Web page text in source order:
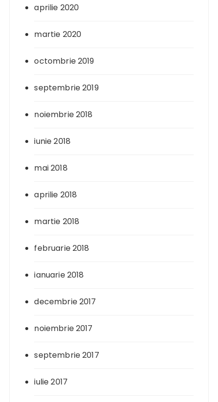
aprilie 2020
martie 2020
octombrie 2019
septembrie 2019
noiembrie 2018
iunie 2018
mai 2018
aprilie 2018
martie 2018
februarie 2018
ianuarie 2018
decembrie 2017
noiembrie 2017
septembrie 2017
iulie 2017